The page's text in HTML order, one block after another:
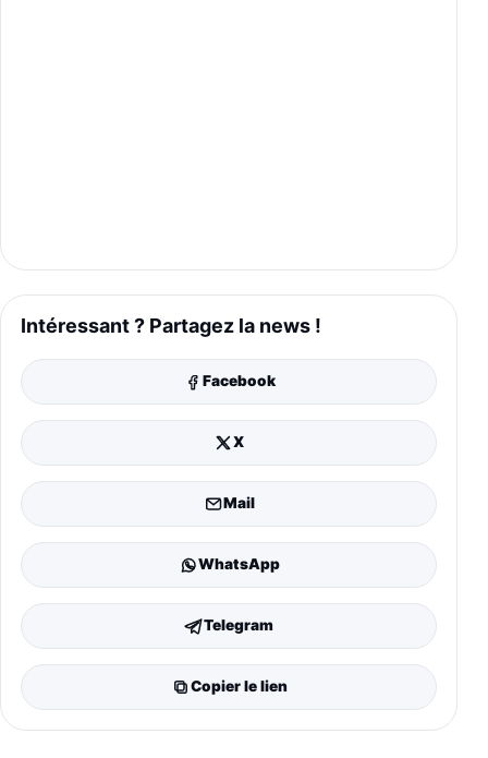
Intéressant ? Partagez la news !
Facebook
X
Mail
WhatsApp
Telegram
Copier le lien